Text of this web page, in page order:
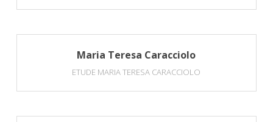
Maria Teresa Caracciolo
ETUDE MARIA TERESA CARACCIOLO